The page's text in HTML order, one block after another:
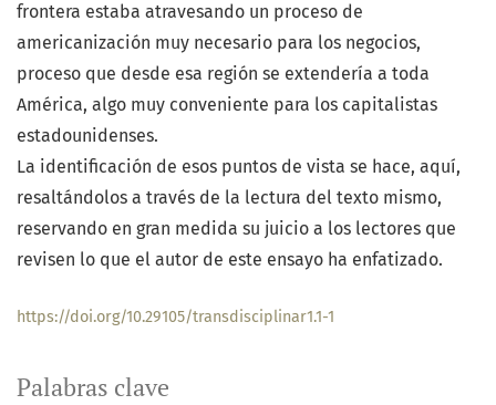
Palabras clave
frontera estaba atravesando un proceso de
americanización muy necesario para los negocios,
proceso que desde esa región se extendería a toda
América, algo muy conveniente para los capitalistas
estadounidenses.
La identificación de esos puntos de vista se hace, aquí,
resaltándolos a través de la lectura del texto mismo,
reservando en gran medida su juicio a los lectores que
revisen lo que el autor de este ensayo ha enfatizado.
https://doi.org/10.29105/transdisciplinar1.1-1